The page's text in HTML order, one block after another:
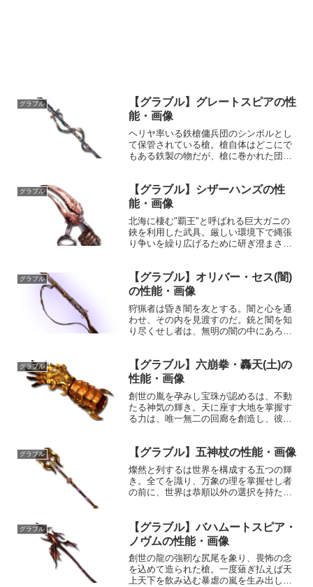
グラブル
【グラブル】グレートスピアの性
能・画像
ヘリヤ率いる鉄槍傭兵団のシンボルとし
て保管されている槍。槍自体はどこにで
もある鉄製の物だが、槍に巻かれた団員
立てる。性能属性武器種解放段階土槍HP
攻撃力MAXLv262...
グラブル
【グラブル】シザーハンズの性
能・画像
北海に棲む"覇王"と呼ばれる巨大ガニの
鋏を利用した武具。厳しい環境下で縄張
り争いを繰り広げるために研ぎ澄まされ
王と呼ぶに相応しい威容と力をその手に
できるだろう。性能属性...
グラブル
【グラブル】オリバー・セス(闇)
の性能・画像
狩猟者は昏き闇を友とする。闇と心を通
わせ、その内を見渡すのだ。銃と闇を知
り尽くせし者は、無明の闇の中にあろう
MAXLv2003030150奥義エテルネル・ル
トゥール敵に闇...
グラブル
【グラブル】六崩拳・轟天(土)の
性能・画像
創世の胤を孕みし宝珠が認めるは、不動
たる神気の輝き。天に座す大地を掌握す
る力は、唯一無二の回廊を創造し、彼方
階土格闘HP攻撃力MAXLv2802630100奥
義六界紅掌敵...
グラブル 【グラブル】五神杖の性能・画像
燦然と列するは世界を構成する五つの輝
き。全てを識り、万象の理を掌握せし者
の前に、世界は恭順以外の選択を持たな
敵に光属性4.5倍ダメージ〔減衰値
1,685,...
グラブル
【グラブル】バハムートスピア・
ノヴムの性能・画像
創世の龍の強靭な尻尾を象り、畏怖の念
を込めて造られた槍。一度薙ぎ払えば天
上天下を飲み込む暴虐の嵐を生み出し、